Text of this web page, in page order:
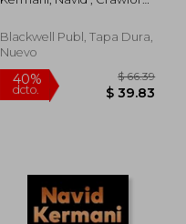
Blackwell Publ, Tapa Dura,
Nuevo